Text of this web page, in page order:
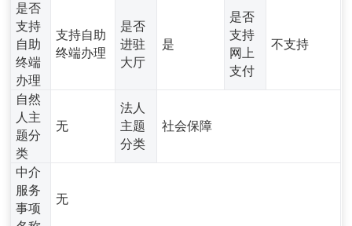
是否
支持
自助
终端
办理
支持自助
终端办理
是否
进驻
大厅
是
是否
支持
网上
支付
不支持
自然
人主
题分
类
无
法人
主题
分类
社会保障
中介
服务
事项
无